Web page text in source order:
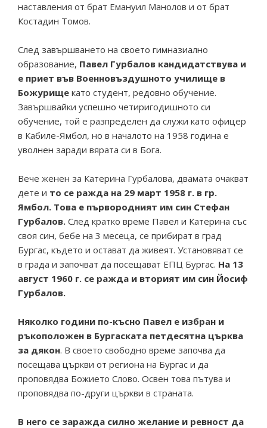
наставления от брат Емануил Манолов и от брат
Костадин Томов.
След завършването на своето гимназиално
образование, Павел Гурбалов кандидатствува и
е приет във Военновъздушното училище в
Божурище като студент, редовно обучение.
Завършвайки успешно четиригодишното си
обучение, той е разпределен да служи като офицер
в Кабиле-Ямбол, но в началото на 1958 година е
уволнен заради вярата си в Бога.
Вече женен за Катерина Гурбалова, двамата очакват
дете и то се ражда на 29 март 1958 г. в гр.
Ямбол. Toва е първородният им син Стефан
Гурбалов. След кратко време Павел и Катерина със
своя син, бебе на 3 месеца, се прибират в град
Бургас, където и остават да живеят. Установяват се
в града и започват да посещават ЕПЦ Бургас. На 13
август 1960 г. се ражда и вторият им син Йосиф
Гурбалов.
Няколко години по-късно Павел е избран и
ръкоположен в Бургаската петдесятна църква
за дякон. В своето свободно време започва да
посещава църкви от региона на Бургас и да
проповядва Божието Слово. Освен това пътува и
проповядва по-други църкви в страната.
В него се заражда силно желание и ревност да